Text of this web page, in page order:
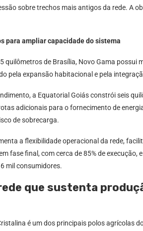
sobre trechos mais antigos da rede. A
para ampliar capacidade do sistema
quilômetros de Brasília, Novo Gama possui
pela expansão habitacional e pela
a Equatorial Goiás constrói seis
adicionais para o fornecimento de
de sobrecarga.
a flexibilidade operacional da rede,
fase final, com cerca de 85% de execução,
mil consumidores.
que sustenta
é um dos principais polos agrícolas